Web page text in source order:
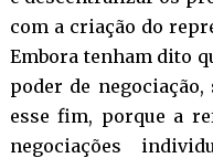
com a criação do
Embora tenham dito
poder de negociação,
esse fim, porque a
negociações